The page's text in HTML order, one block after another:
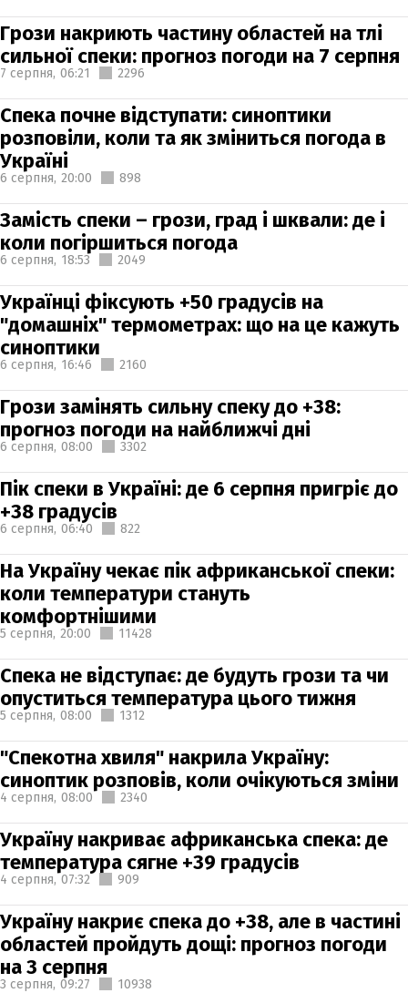
Грози накриють частину областей на тлі
сильної спеки: прогноз погоди на 7 серпня
7 серпня, 06:21 2296
Спека почне відступати: синоптики
розповіли, коли та як зміниться погода в
Україні
6 серпня, 20:00 898
Замість спеки – грози, град і шквали: де і
коли погіршиться погода
6 серпня, 18:53 2049
Українці фіксують +50 градусів на
"домашніх" термометрах: що на це кажуть
синоптики
6 серпня, 16:46 2160
Грози замінять сильну спеку до +38:
прогноз погоди на найближчі дні
6 серпня, 08:00 3302
Пік спеки в Україні: де 6 серпня пригріє до
+38 градусів
6 серпня, 06:40 822
На Україну чекає пік африканської спеки:
коли температури стануть
комфортнішими
5 серпня, 20:00 11428
Спека не відступає: де будуть грози та чи
опуститься температура цього тижня
5 серпня, 08:00 1312
"Спекотна хвиля" накрила Україну:
синоптик розповів, коли очікуються зміни
4 серпня, 08:00 2340
Україну накриває африканська спека: де
температура сягне +39 градусів
4 серпня, 07:32 909
Україну накриє спека до +38, але в частині
областей пройдуть дощі: прогноз погоди
на 3 серпня
3 серпня, 09:27 10938